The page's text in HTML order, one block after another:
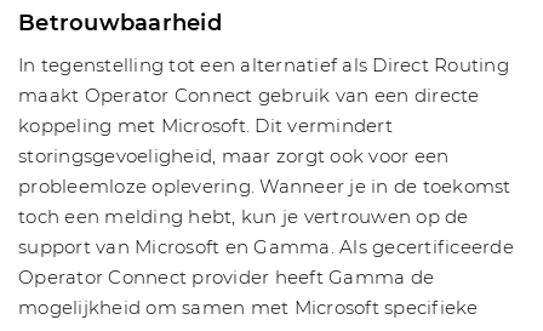
Betrouwbaarheid
In tegenstelling tot een alternatief als Direct Routing
maakt Operator Connect gebruik van een directe
koppeling met Microsoft. Dit vermindert
storingsgevoeligheid, maar zorgt ook voor een
probleemloze oplevering. Wanneer je in de toekomst
toch een melding hebt, kun je vertrouwen op de
support van Microsoft en Gamma. Als gecertificeerde
Operator Connect provider heeft Gamma de
mogelijkheid om samen met Microsoft specifieke